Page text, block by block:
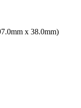
x 38.0mm)